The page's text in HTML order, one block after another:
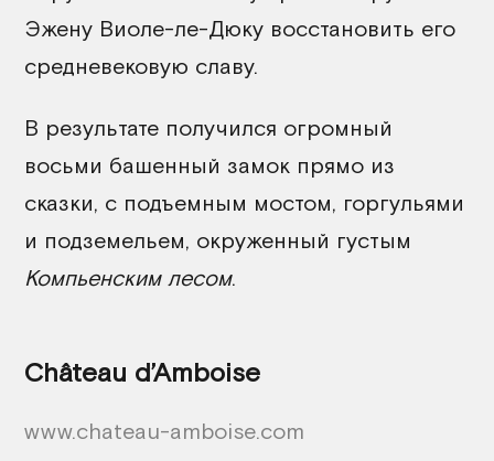
Эжену Виоле-ле-Дюку восстановить его
средневековую славу.
В результате получился огромный
восьми башенный замок прямо из
сказки, с подъемным мостом, горгульями
и подземельем, окруженный густым
Компьенским лесом.
Château d’Amboise
www.chateau-amboise.com